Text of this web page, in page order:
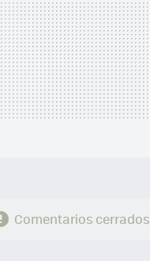
Comentarios cerrados